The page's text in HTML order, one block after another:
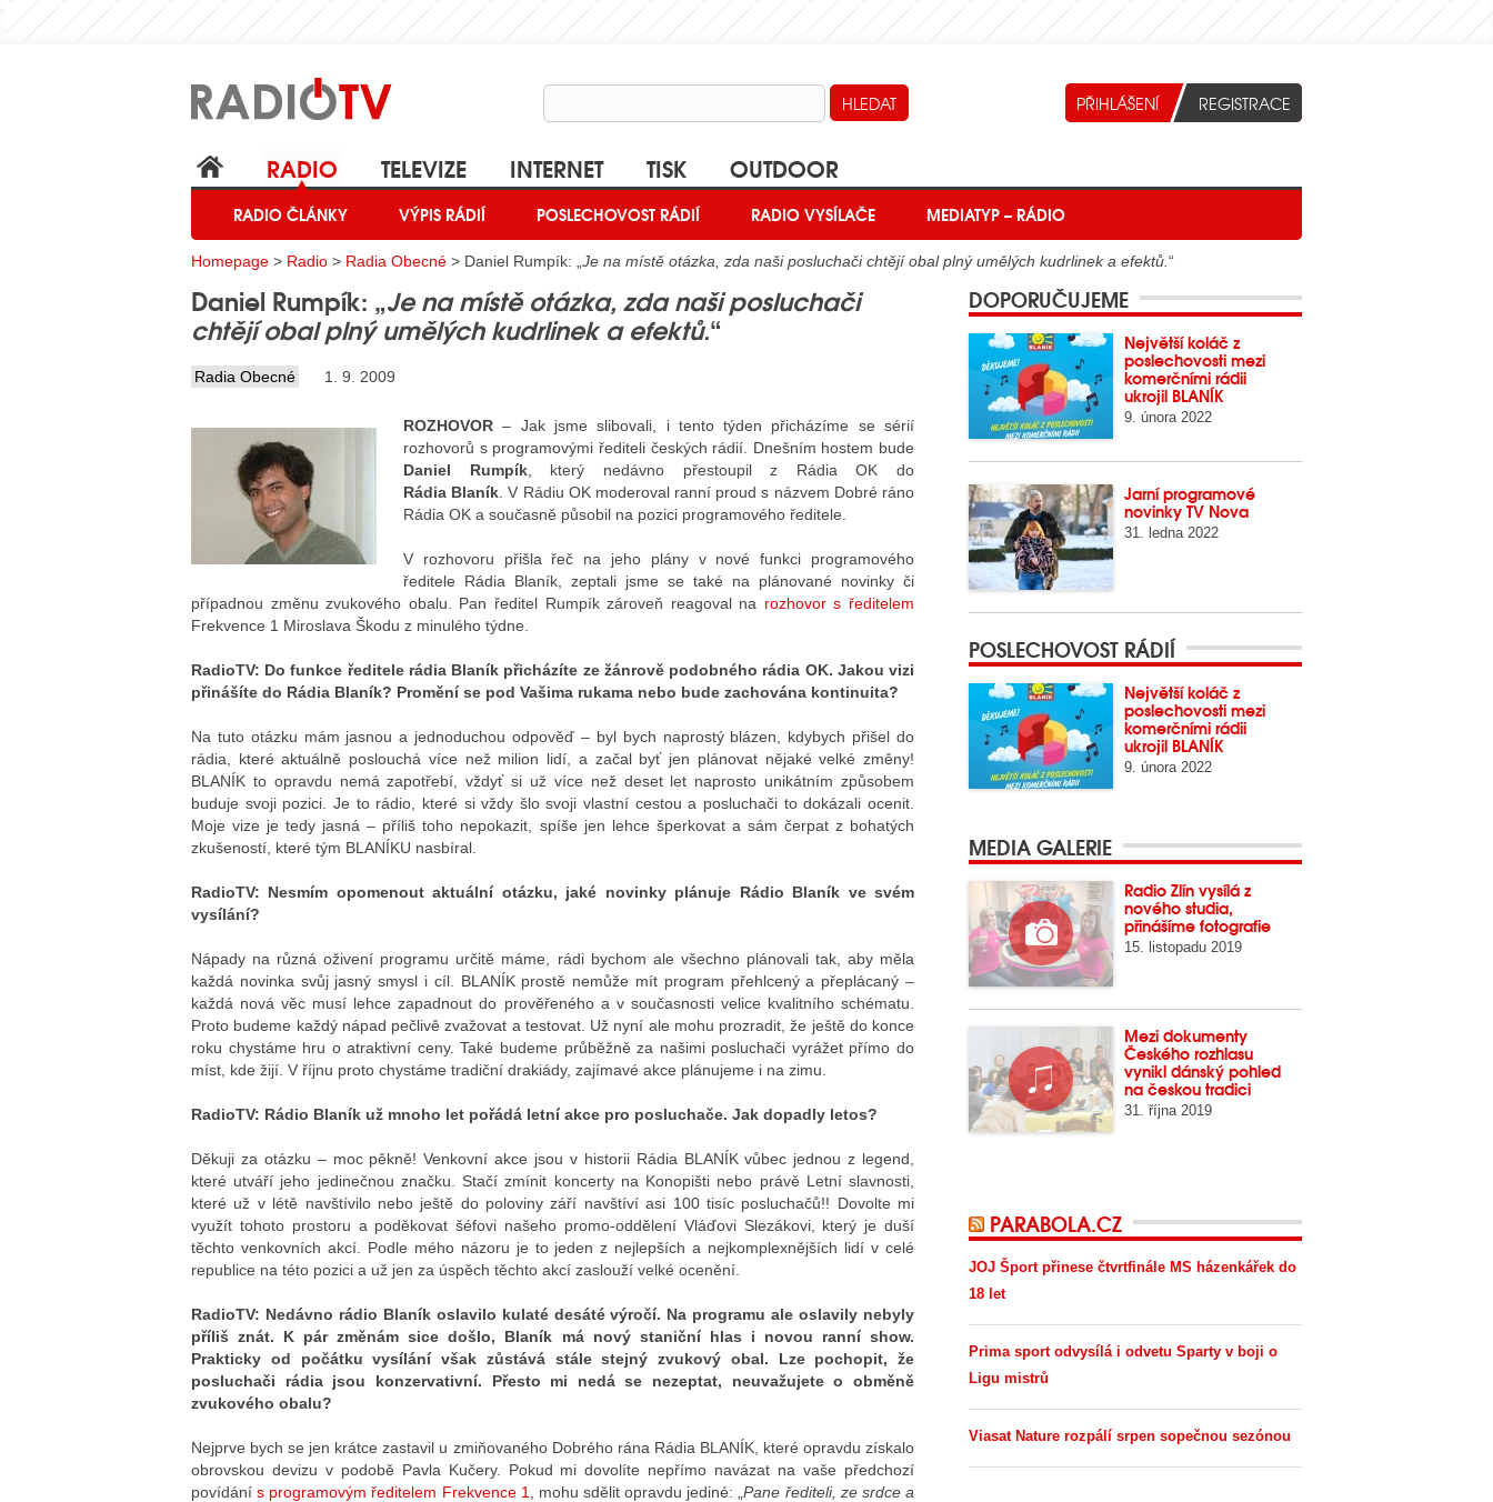
RADIO
RADIO ČLÁNKY VÝPIS RÁDIÍ POSLECHOVOST RÁDIÍ RADIO VYSÍLAČE MEDIATYP – RÁDIO
TELEVIZE INTERNET TISK OUTDOOR
Homepage > Radio > Radia Obecné > Daniel Rumpík: „ Je na místě otázka, zda naši posluchači chtějí obal plný umělých kudrlinek a efektů. “
Daniel Rumpík: „Je na místě otázka, zda naši posluchači
chtějí obal plný umělých kudrlinek a efektů.“
Radia Obecné 1. 9. 2009
ROZHOVOR– Jak jsme slibovali, i tento týden přicházíme se sérií
rozhovorů s programovými řediteli českých rádií. Dnešním hostem bude
Daniel Rumpík, který nedávno přestoupil z Rádia OK do
Rádia Blaník . V Rádiu OK moderoval ranní proud s názvem Dobré ráno
Rádia OK a současně působil na pozici programového ředitele.
V rozhovoru přišla řeč na jeho plány v nové funkci programového
ředitele Rádia Blaník, zeptali jsme se také na plánované novinky či
případnou změnu zvukového obalu. Pan ředitel Rumpík zároveň reagoval na rozhovor s ředitelem
Frekvence 1 Miroslava Škodu z minulého týdne.
RadioTV: Do funkce ředitele rádia Blaník přicházíte ze žánrově podobného rádia OK. Jakou vizi
přinášíte do Rádia Blaník? Promění se pod Vašima rukama nebo bude zachována kontinuita?
Na tuto otázku mám jasnou a jednoduchou odpověď – byl bych naprostý blázen, kdybych přišel do
rádia, které aktuálně poslouchá více než milion lidí, a začal byť jen plánovat nějaké velké změny!
BLANÍK to opravdu nemá zapotřebí, vždyť si už více než deset let naprosto unikátním způsobem
buduje svoji pozici. Je to rádio, které si vždy šlo svoji vlastní cestou a posluchači to dokázali ocenit.
Moje vize je tedy jasná – příliš toho nepokazit, spíše jen lehce šperkovat a sám čerpat z bohatých
zkušeností, které tým BLANÍKU nasbíral.
RadioTV: Nesmím opomenout aktuální otázku, jaké novinky plánuje Rádio Blaník ve svém
vysílání?
Nápady na různá oživení programu určitě máme, rádi bychom ale všechno plánovali tak, aby měla
každá novinka svůj jasný smysl i cíl. BLANÍK prostě nemůže mít program přehlcený a přeplácaný –
každá nová věc musí lehce zapadnout do prověřeného a v současnosti velice kvalitního schématu.
Proto budeme každý nápad pečlivě zvažovat a testovat. Už nyní ale mohu prozradit, že ještě do konce
roku chystáme hru o atraktivní ceny. Také budeme průběžně za našimi posluchači vyrážet přímo do
míst, kde žijí. V říjnu proto chystáme tradiční drakiády, zajímavé akce plánujeme i na zimu.
RadioTV: Rádio Blaník už mnoho let pořádá letní akce pro posluchače. Jak dopadly letos?
Děkuji za otázku – moc pěkně! Venkovní akce jsou v historii Rádia BLANÍK vůbec jednou z legend,
které utváří jeho jedinečnou značku. Stačí zmínit koncerty na Konopišti nebo právě Letní slavnosti,
které už v létě navštívilo nebo ještě do poloviny září navštíví asi 100 tisíc posluchačů!! Dovolte mi
využít tohoto prostoru a poděkovat šéfovi našeho promo-oddělení Vláďovi Slezákovi, který je duší
těchto venkovních akcí. Podle mého názoru je to jeden z nejlepších a nejkomplexnějších lidí v celé
republice na této pozici a už jen za úspěch těchto akcí zaslouží velké ocenění.
RadioTV: Nedávno rádio Blaník oslavilo kulaté desáté výročí. Na programu ale oslavily nebyly
příliš znát. K pár změnám sice došlo, Blaník má nový staniční hlas i novou ranní show.
Prakticky od počátku vysílání však zůstává stále stejný zvukový obal. Lze pochopit, že
posluchači rádia jsou konzervativní. Přesto mi nedá se nezeptat, neuvažujete o obměně
zvukového obalu?
Nejprve bych se jen krátce zastavil u zmiňovaného Dobrého rána Rádia BLANÍK, které opravdu získalo
obrovskou devizu v podobě Pavla Kučery. Pokud mi dovolíte nepřímo navázat na vaše předchozí
povídánís programovým ředitelem Frekvence 1 , mohu sdělit opravdu jediné: „Pane řediteli, ze srdce a
DOPORUČUJEME
Největší koláč z
poslechovosti mezi
komerčními rádii
ukrojil BLANÍK
9. února 2022
Jarní programové
novinky TV Nova
31. ledna 2022
POSLECHOVOST RÁDIÍ
Největší koláč z
poslechovosti mezi
komerčními rádii
ukrojil BLANÍK
9. února 2022
MEDIA GALERIE
Radio Zlín vysílá z
nového studia,
přinášíme fotografie
15. listopadu 2019
Mezi dokumenty
Českého rozhlasu
vynikl dánský pohled
na českou tradici
31. října 2019
PARABOLA.CZ
JOJ Šport přinese čtvrtfinále MS házenkářek do
18 let
Prima sport odvysílá i odvetu Sparty v boji o
Ligu mistrů
Viasat Nature rozpálí srpen sopečnou sezónou